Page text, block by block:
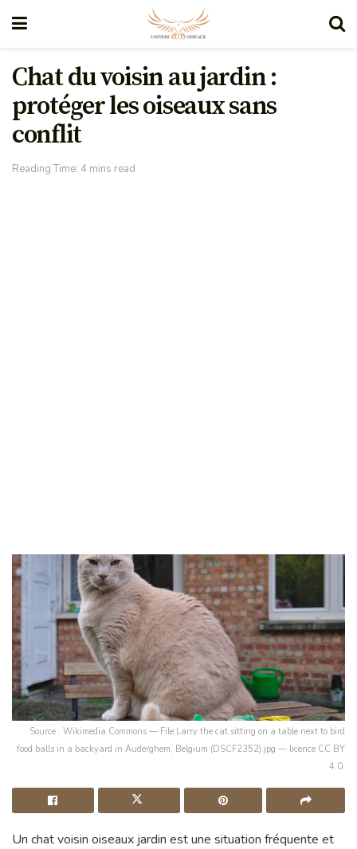
Chat du voisin au jardin :
protéger les oiseaux sans
conflit
Reading Time: 4 mins read
Source : Wikimedia Commons — File:Larry the cat sitting on a table next to bird
food balls in a backyard in Auderghem, Belgium (DSCF2352).jpg — licence CC BY
4.0.
Un chat voisin oiseaux jardin est une situation fréquente et